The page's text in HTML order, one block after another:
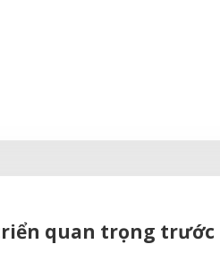
quan trọng